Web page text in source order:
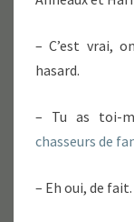
– C’est vrai,
hasard.
– Tu as toi-
chasseurs de
– Eh oui, de fait.